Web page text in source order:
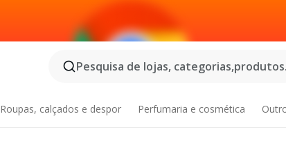
Pesquisa de lojas,
Roupas, calçados e despor Perfumaria e cosmética